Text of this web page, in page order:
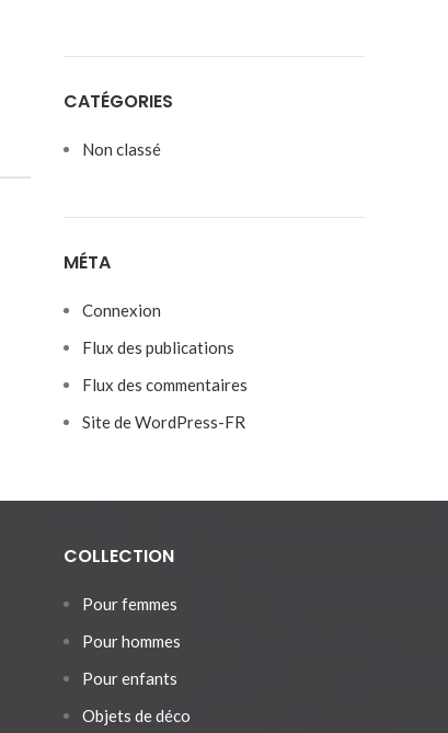
CATÉGORIES
Non classé
MÉTA
Connexion
Flux des publications
Flux des commentaires
Site de WordPress-FR
COLLECTION
Pour femmes
Pour hommes
Pour enfants
Objets de déco